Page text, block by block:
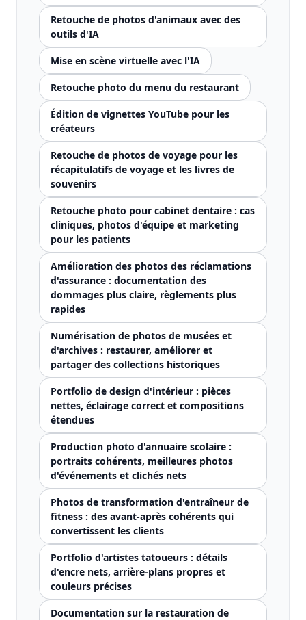
Retouche de photos d'animaux avec des
outils d'IA
Mise en scène virtuelle avec l'IA
Retouche photo du menu du restaurant
Édition de vignettes YouTube pour les
créateurs
Retouche de photos de voyage pour les
récapitulatifs de voyage et les livres de
souvenirs
Retouche photo pour cabinet dentaire : cas
cliniques, photos d'équipe et marketing
pour les patients
Amélioration des photos des réclamations
d'assurance : documentation des
dommages plus claire, règlements plus
rapides
Numérisation de photos de musées et
d'archives : restaurer, améliorer et
partager des collections historiques
Portfolio de design d'intérieur : pièces
nettes, éclairage correct et compositions
étendues
Production photo d'annuaire scolaire :
portraits cohérents, meilleures photos
d'événements et clichés nets
Photos de transformation d'entraîneur de
fitness : des avant-après cohérents qui
convertissent les clients
Portfolio d'artistes tatoueurs : détails
d'encre nets, arrière-plans propres et
couleurs précises
Documentation sur la restauration de